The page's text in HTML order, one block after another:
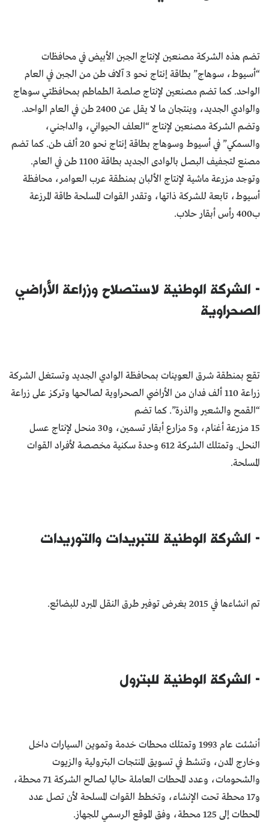
تضم هذه الشركة مصنعين لإنتاج الجبن الأبيض في محافظات
“أسيوط، سوهاج” بطاقة إنتاج نحو 3 آلاف طن من الجبن في العام
الواحد. كما تضم مصنعين لإنتاج صلصة الطماطم بمحافظتي سوهاج
والوادي الجديد، وينتجان ما لا يقل عن 2400 طن في العام الواحد.
وتضم الشركة مصنعين لإنتاج “العلف الحيواني، والداجني،
والسمكي” في أسيوط وسوهاج بطاقة إنتاج نحو 20 ألف طن. كما تضم
مصنع لتجفيف البصل بالوادى الجديد بطاقة 1100 طن في العام.
وتوجد مزرعة ماشية لإنتاج الألبان بمنطقة عرب العوامر، محافظة
أسيوط، تابعة للشركة ذاتها، وتقدر القوات المسلحة طاقة المرزعة
ب400 رأس أبقار حلاب.
- الشركة الوطنية لاستصلاح وزراعة الأراضي
الصحراوية
تقع بمنطقة شرق العوينات بمحافظة الوادي الجديد وتستغل الشركة
زراعة 110 ألف فدان من الأراضي الصحراوية لصالحها وتركز على زراعة
“القمح والشعير والذرة”. كما تضم
15 مزرعة أغنام، و5 مزارع أبقار تسمين، و30 منحل لإنتاج عسل
النحل. وتمتلك الشركة 612 وحدة سكنية مخصصة لأفراد القوات
المسلحة.
- الشركة الوطنية للتبريدات والتوريدات
تم انشاءها في 2015 بغرض توفير طرق النقل المبرد للبضائع.
- الشركة الوطنية للبترول
أنشئت عام 1993 وتمتلك محطات خدمة وتموين السيارات داخل
وخارج المدن، وتنشط في تسويق المنتجات البترولية والزيوت
والشحومات، وعدد المحطات العاملة حاليا لصالح الشركة 71 محطة،
و17 محطة تحت الإنشاء، وتخطط القوات المسلحة لأن تصل عدد
المحطات إلى 125 محطة، وفق الموقع الرسمي للجهاز.